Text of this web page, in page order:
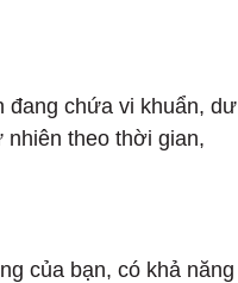
đang chứa vi khuẩn, dư
nhiên theo thời gian,
của bạn, có khả năng